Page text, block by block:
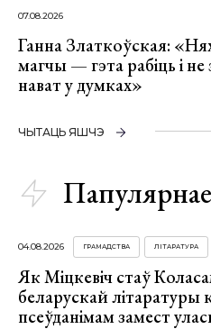
07.08.2026
Ганна Златкоўская:
магчы — гэта рабіць і
нават у думках»
ЧЫТАЦЬ ЯШЧЭ
Папулярнае
04.08.2026 ГРАМАДСТВА ЛІТАРАТУРА
Як Міцкевіч стаў
беларускай літаратуры
псеўданімам замест